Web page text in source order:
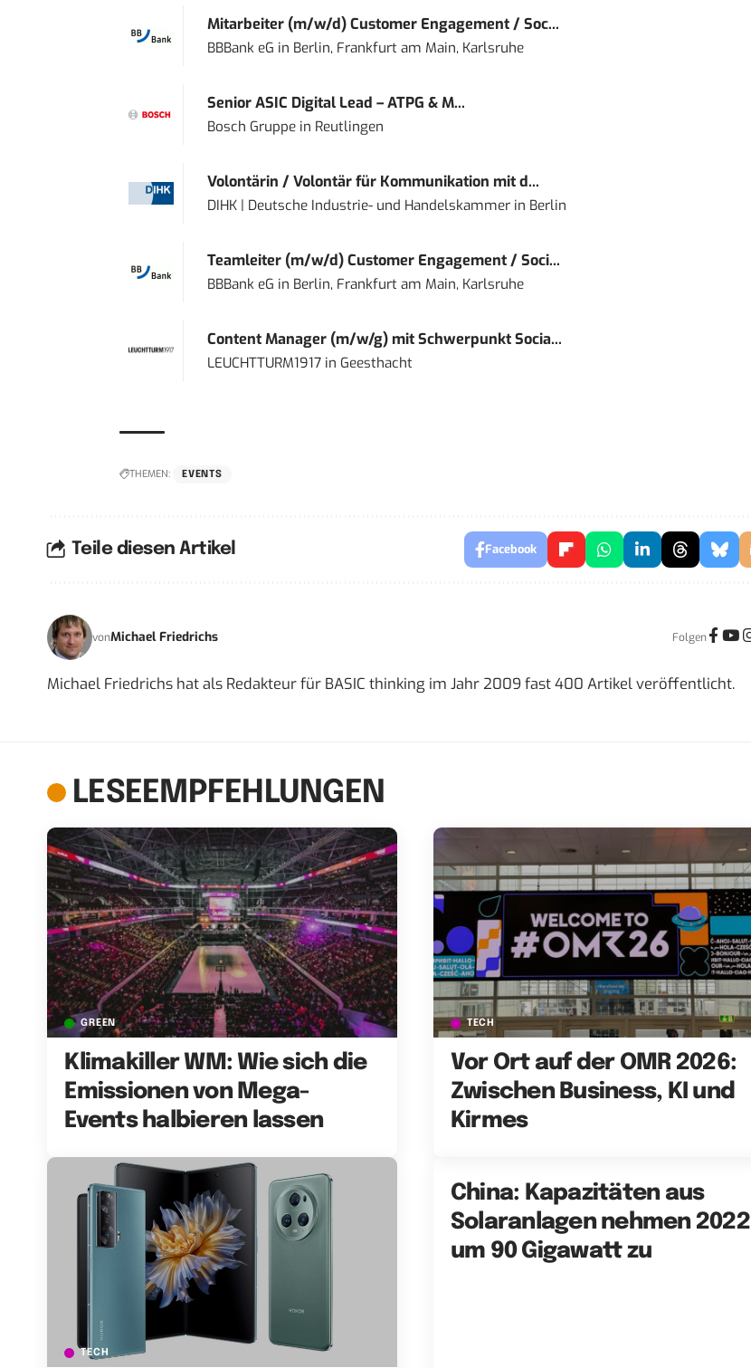
Mitarbeiter (m/w/d) Customer Engagement / Soc...
BBBank eG in Berlin, Frankfurt am Main, Karlsruhe
Senior ASIC Digital Lead – ATPG & M...
Bosch Gruppein Reutlingen
Volontärin / Volontär für Kommunikation mit d...
DIHK | Deutsche Industrie- und Handelskammerin Berlin
Teamleiter (m/w/d) Customer Engagement / Soci...
BBBank eG in Berlin, Frankfurt am Main, Karlsruhe
Content Manager (m/w/g) mit Schwerpunkt Socia...
LEUCHTTURM1917in Geesthacht
THEMEN: EVENTS
Teile diesen Artikel Facebook
vonMichael Friedrichs Folgen
Michael Friedrichs hat als Redakteur für BASIC thinking im Jahr 2009 fast 400 Artikel veröffentlicht.
LESEEMPFEHLUNGEN
GREEN
Klimakiller WM: Wie sich die
Emissionen von Mega-
Events halbieren lassen
TECH
Vor Ort auf der OMR 2026:
Zwischen Business, KI und
Kirmes
TECH
China: Kapazitäten aus
Solaranlagen nehmen 2022
um 90 Gigawatt zu